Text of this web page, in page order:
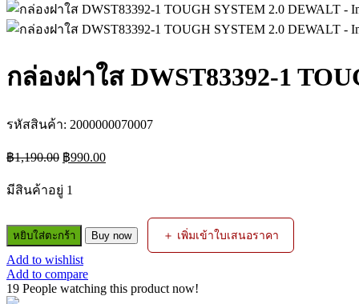
กล่องฝาใส DWST83392-1
รหัสสินค้า: 2000000070007
฿1,190.00 Original
price
was:
฿1,190.00.
฿990.00Current
price
มีสินค้าอยู่ 1
จำนวน
กล่อง
ฝาใส
DWST83392-
1
หยิบใส่ตะกร้า Buy now ＋ เพิ่มเข้าใบเสนอราคา
Add to wishlist
Add to compare
19 People watching this product now!